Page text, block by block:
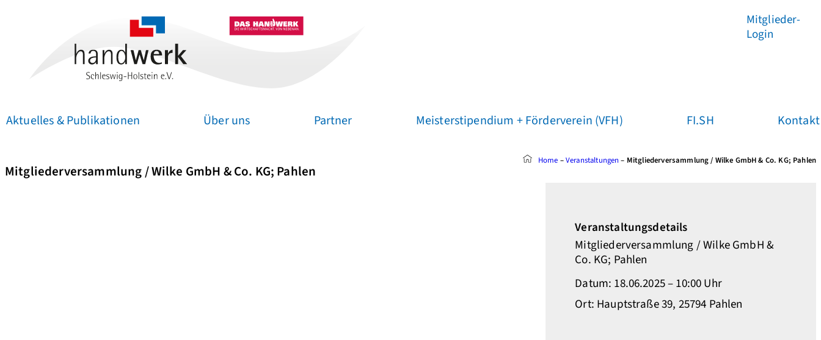
Inhalt
Mitglieder-
Login
Aktuelles & Publikationen Über uns Partner Meisterstipendium + Förderverein (VFH) FI.SH Kontakt
Home –Veranstaltungen – Mitgliederversammlung / Wilke GmbH & Co. KG; Pahlen
Mitgliederversammlung / Wilke GmbH & Co. KG; Pahlen
Veranstaltungsdetails
Mitgliederversammlung / Wilke GmbH &
Co. KG; Pahlen
Datum: 18.06.2025 – 10:00 Uhr
Ort: Hauptstraße 39, 25794 Pahlen